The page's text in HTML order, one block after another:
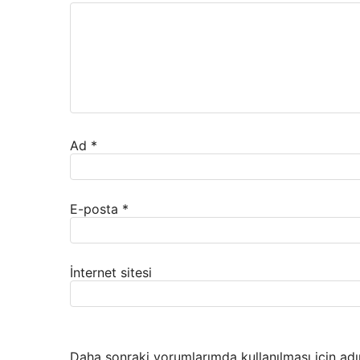
Ad *
E-posta *
İnternet sitesi